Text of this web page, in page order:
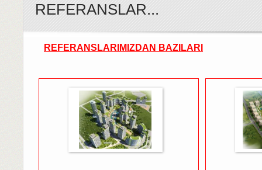
REFERANSLAR...
REFERANSLARIMIZDAN BAZILARI